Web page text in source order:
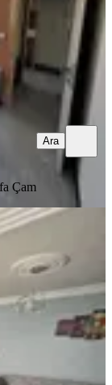
Çam
Ara
Ful Tadilatlı